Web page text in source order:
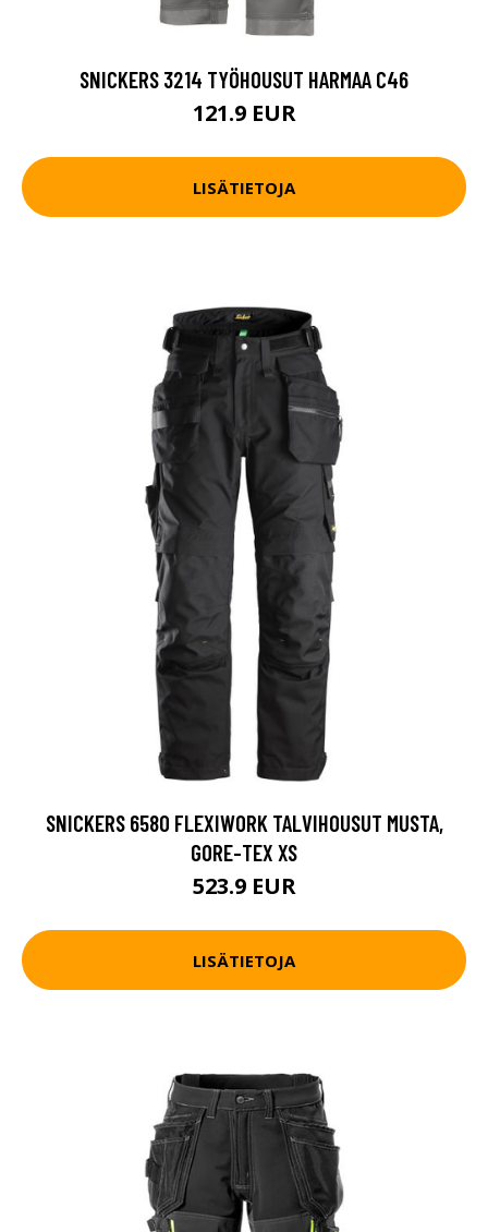
SNICKERS 3214 TYÖHOUSUT HARMAA C46
121.9 EUR
LISÄTIETOJA
SNICKERS 6580 FLEXIWORK TALVIHOUSUT MUSTA,
GORE-TEX XS
523.9 EUR
LISÄTIETOJA